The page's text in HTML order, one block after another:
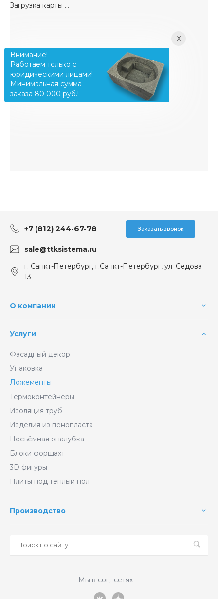
Загрузка карты ...
+7 (812) 244-67-78 Заказать звонок
sale@ttksistema.ru
г. Санкт-Петербург, г.Санкт-Петербург, ул. Седова
13
О компании
Услуги
Фасадный декор
Упаковка
Ложементы
Термоконтейнеры
Изоляция труб
Изделия из пенопласта
Несъёмная опалубка
Блоки форшахт
3D фигуры
Плиты под теплый пол
Производство
Мы в соц. сетях
X
Внимание!
Работаем только с
юридическими лицами!
Минимальная сумма
заказа 80 000 руб.!